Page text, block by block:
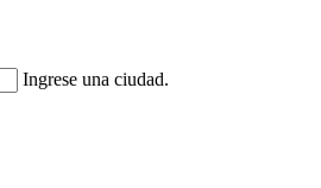
Ingrese una ciudad.